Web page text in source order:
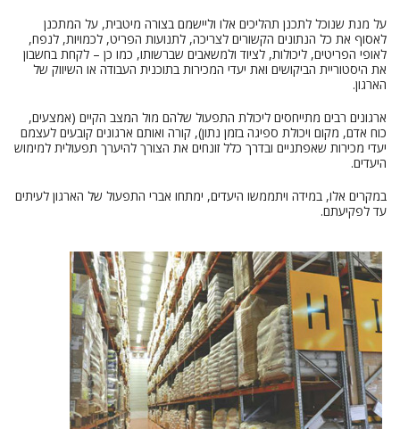
על מנת שנוכל לתכנן תהליכים אלו וליישמם בצורה מיטבית, על המתכנן
לאסוף את כל הנתונים הקשורים לצריכה, לתנועות הפריט, לכמויות, לנפח,
לאופי הפריטים, ליכולות, לציוד ולמשאבים שברשותו, כמו כן – לקחת בחשבון
את היסטוריית הביקושים ואת יעדי המכירות בתוכנית העבודה או השיווק של
הארגון.
ארגונים רבים מתייחסים ליכולת התפעול שלהם מול המצב הקיים (אמצעים,
כוח אדם, מקום ויכולת ספיגה בזמן נתון), קורה ואותם ארגונים קובעים לעצמם
יעדי מכירות שאפתניים ובדרך כלל זונחים את הצורך להיערך תפעולית למימוש
היעדים.
במקרים אלו, במידה ויתממשו היעדים, ימתחו אברי התפעול של הארגון לעיתים
עד לפקיעתם.